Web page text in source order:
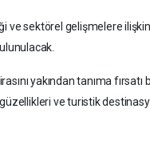
ve sektörel gelişmelere
yakından tanıma fırsatı
ve turistik